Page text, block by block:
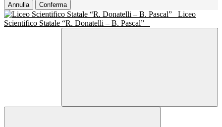
Annulla Conferma
Liceo
Scientifico Statale “R. Donatelli – B. Pascal”